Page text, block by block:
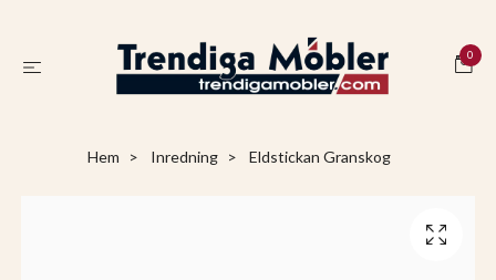
0
Hem Inredning Eldstickan Granskog